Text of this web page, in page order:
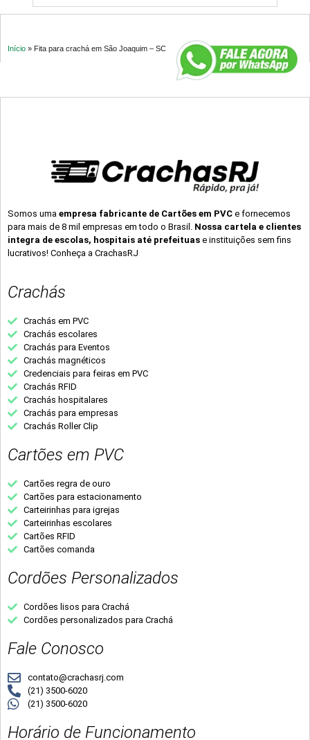
Início » Fita para crachá em São Joaquim – SC
Somos uma empresa fabricante de Cartões em PVC e fornecemos
para mais de 8 mil empresas em todo o Brasil. Nossa cartela e clientes
integra de escolas, hospitais até prefeituas e instituições sem fins
lucrativos! Conheça a CrachasRJ
Crachás
Crachás em PVC
Crachás escolares
Crachás para Eventos
Crachás magnéticos
Credenciais para feiras em PVC
Crachás RFID
Crachás hospitalares
Crachás para empresas
Crachás Roller Clip
Cartões em PVC
Cartões regra de ouro
Cartões para estacionamento
Carteirinhas para igrejas
Carteirinhas escolares
Cartões RFID
Cartões comanda
Cordões Personalizados
Cordões lisos para Crachá
Cordões personalizados para Crachá
Fale Conosco
contato@crachasrj.com
(21) 3500-6020
(21) 3500-6020
Horário de Funcionamento